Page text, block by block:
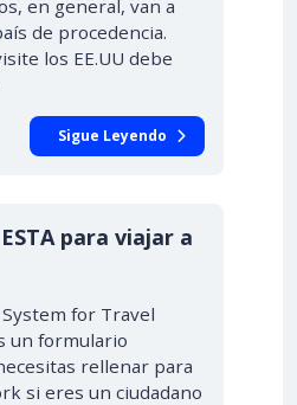
en general, van a
de procedencia.
los EE.UU debe
Sigue Leyendo
para viajar a
for Travel
un formulario
rellenar para
si eres un ciudadano